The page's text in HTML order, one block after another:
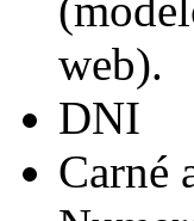
web).
DNI
Carné